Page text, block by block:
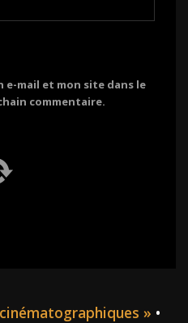
e-mail et mon site dans le
commentaire.
» •